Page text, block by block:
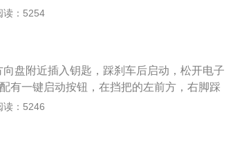
钮调到自动或大灯位置；3、向前拨灯光开关
，其搭载了2.0t涡轮增压发动机。
读：5254
盘附近插入钥匙，踩刹车后启动，松开电子
有一键启动按钮，在挡把的左前方，右脚踩
左侧按钮，往下拨动就挂入D挡，这时变速
。奥迪a4搭载了2.0T高低功率发动机，低功
读：5246